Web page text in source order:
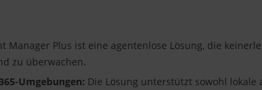
Manager Plus ist eine agentenlose Lösung, die
zu überwachen.
Umgebungen: Die Lösung unterstützt sowohl lokale